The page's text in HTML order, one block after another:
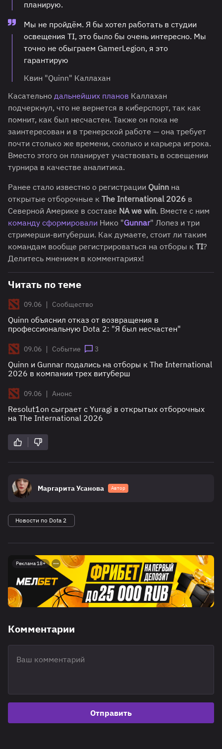
планирую.
Мы не пройдём. Я бы хотел работать в студии
освещения TI, это было бы очень интересно. Мы
точно не обыграем GamerLegion, я это
гарантирую
Квин "Quinn" Каллахан
Касательно дальнейших планов Каллахан
подчеркнул, что не вернется в киберспорт, так как
помнит, как был несчастен. Также он пока не
заинтересован и в тренерской работе — она требует
почти столько же времени, сколько и карьера игрока.
Вместо этого он планирует участвовать в освещении
турнира в качестве аналитика.
Ранее стало известно о регистрации Quinn на
открытые отборочные к The International 2026 в
Северной Америке в составе NA we win. Вместе с ним
команду сформировали Нико "Gunnar" Лопез и три
стримерши-витуберши. Как думаете, стоит ли таким
командам вообще регистрироваться на отборы к TI?
Делитесь мнением в комментариях!
Читать по теме
09.06 | Сообщество
Quinn объяснил отказ от возвращения в
профессиональную Dota 2: "Я был несчастен"
09.06 | Событие 3
Quinn и Gunnar подались на отборы к The International
2026 в компании трех витуберш
09.06 | Анонс
Resolut1on сыграет с Yuragi в открытых отборочных
на The International 2026
Маргарита Усанова Автор
Новости по Dota 2
Реклама 18+
Комментарии
Отправить